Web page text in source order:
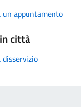
un appuntamento
città
disservizio